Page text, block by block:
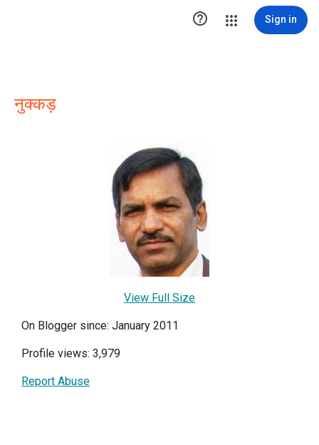
 Sign in
नुक्‍कड़
View Full Size
On Blogger since: January 2011
Profile views: 3,979
Report Abuse